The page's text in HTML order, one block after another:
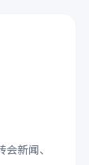
新闻、